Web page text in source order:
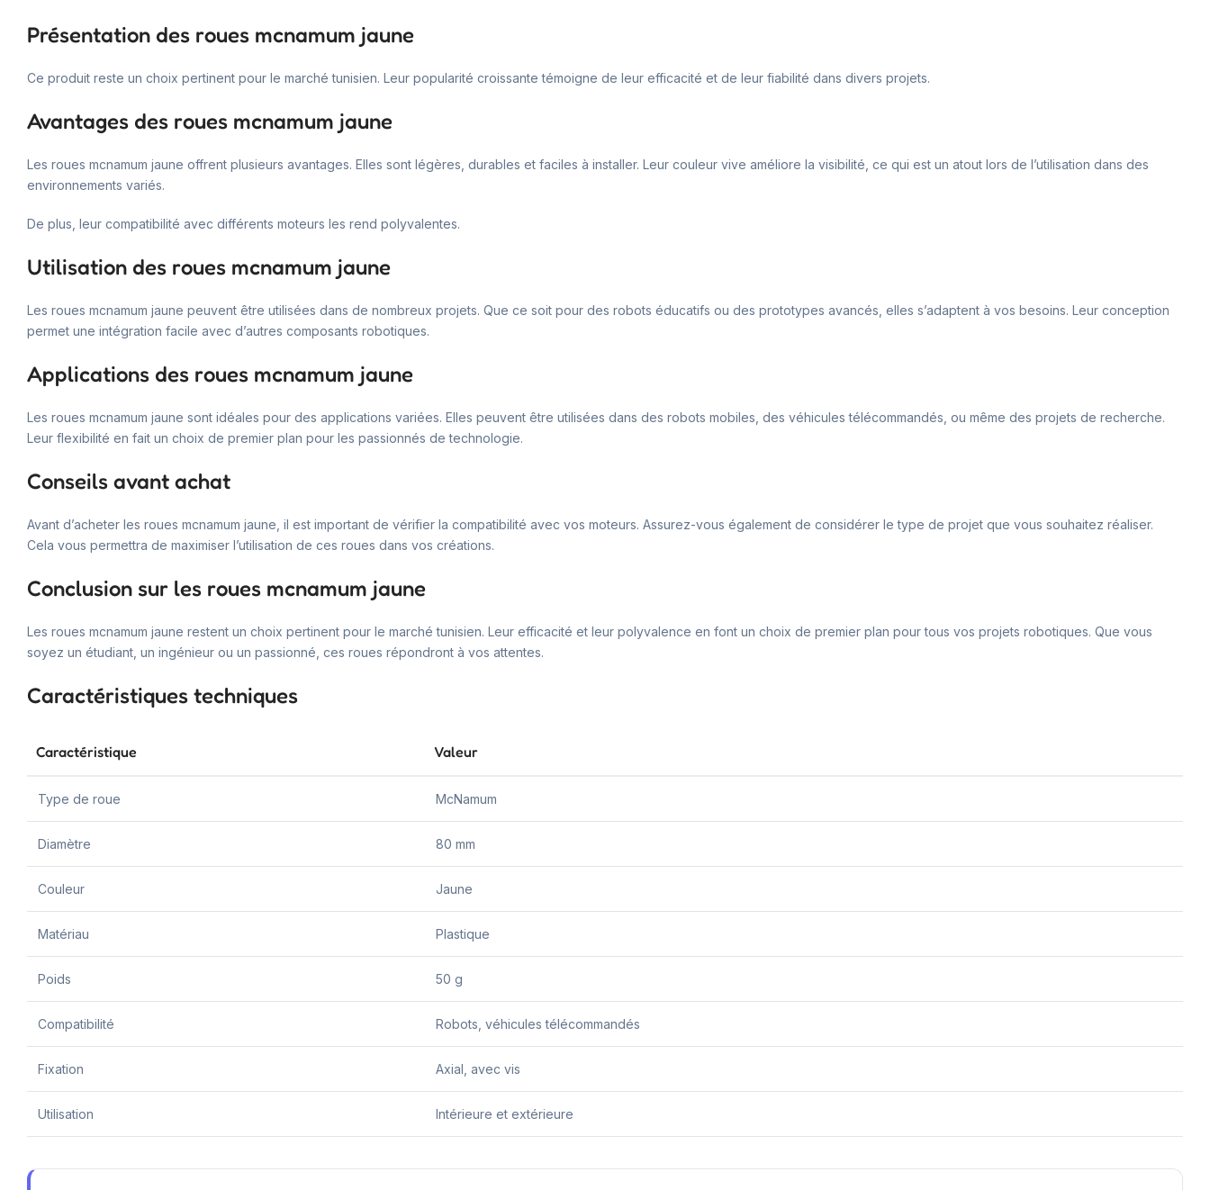
Présentation des roues mcnamum jaune
Ce produit reste un choix pertinent pour le marché tunisien. Leur popularité croissante témoigne de leur efficacité et de leur fiabilité dans divers projets.
Avantages des roues mcnamum jaune
Les roues mcnamum jaune offrent plusieurs avantages. Elles sont légères, durables et faciles à installer. Leur couleur vive améliore la visibilité, ce qui est un atout lors de l’utilisation dans des
environnements variés.
De plus, leur compatibilité avec différents moteurs les rend polyvalentes.
Utilisation des roues mcnamum jaune
Les roues mcnamum jaune peuvent être utilisées dans de nombreux projets. Que ce soit pour des robots éducatifs ou des prototypes avancés, elles s’adaptent à vos besoins. Leur conception
permet une intégration facile avec d’autres composants robotiques.
Applications des roues mcnamum jaune
Les roues mcnamum jaune sont idéales pour des applications variées. Elles peuvent être utilisées dans des robots mobiles, des véhicules télécommandés, ou même des projets de recherche.
Leur flexibilité en fait un choix de premier plan pour les passionnés de technologie.
Conseils avant achat
Avant d’acheter les roues mcnamum jaune, il est important de vérifier la compatibilité avec vos moteurs. Assurez-vous également de considérer le type de projet que vous souhaitez réaliser.
Cela vous permettra de maximiser l’utilisation de ces roues dans vos créations.
Conclusion sur les roues mcnamum jaune
Les roues mcnamum jaune restent un choix pertinent pour le marché tunisien. Leur efficacité et leur polyvalence en font un choix de premier plan pour tous vos projets robotiques. Que vous
soyez un étudiant, un ingénieur ou un passionné, ces roues répondront à vos attentes.
Caractéristiques techniques
Caractéristique Valeur
Type de roue McNamum
Diamètre 80 mm
Couleur Jaune
Matériau Plastique
Poids 50 g
Compatibilité Robots, véhicules télécommandés
Fixation Axial, avec vis
Utilisation Intérieure et extérieure